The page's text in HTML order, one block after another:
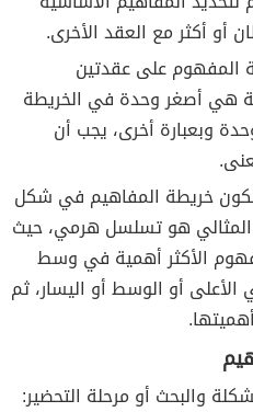
أو أكثر مع العقد الأخرى.
المفهوم على عقدتين
هي أصغر وحدة في الخريطة
وبعبارة أخرى، يجب أن
خريطة المفاهيم في شكل
المثالي هو تسلسل هرمي، حيث
الأكثر أهمية في وسط
أو الوسط أو اليسار، ثم
والبحث أو مرحلة التحضير: